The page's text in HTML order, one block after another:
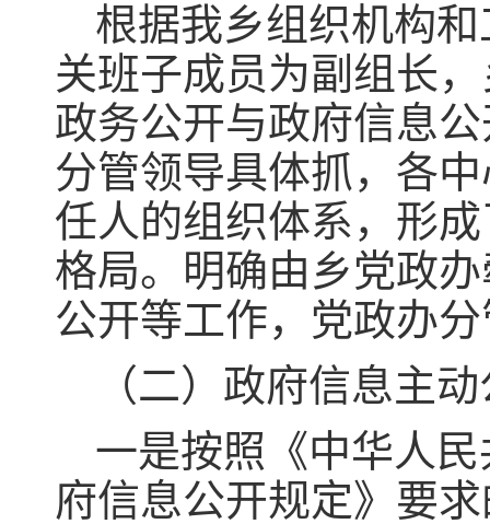
根据我乡组织机构
关班子成员为副组长
政务公开与政府信息
分管领导具体抓，各
任人的组织体系，形
格局。明确由乡党政
公开等工作，党政办
（二）政府信息主
一是按照《中华人
府信息公开规定》要